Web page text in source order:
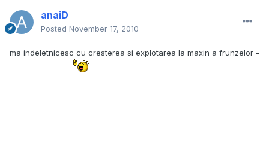
anaiD
Posted November 17, 2010
ma indeletnicesc cu cresterea si explotarea la maxin a frunzelor -
---------------